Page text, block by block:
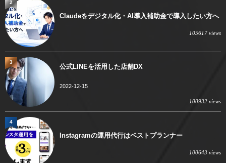
Claudeをデジタル化・AI導入補助金で導入したい方へ
105617 views
2
公式LINEを活用した店舗DX
2022-12-15
100932 views
3
Instagramの運用代行はベストプランナー
100643 views
4